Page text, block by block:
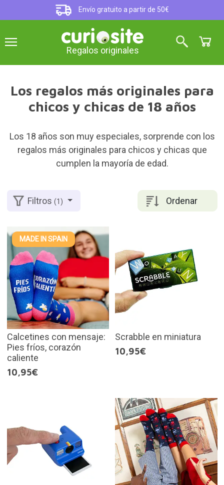
Envío gratuito a partir de 50€
Regalos originales
Los regalos más originales para
chicos y chicas de 18 años
Los 18 años son muy especiales, sorprende con los
regalos más originales para chicos y chicas que
cumplen la mayoría de edad.
Ordenar
Filtros(1)
MADE IN SPAIN
Calcetines con mensaje:
Pies fríos, corazón
caliente
10,95€
Scrabble en miniatura
10,95€